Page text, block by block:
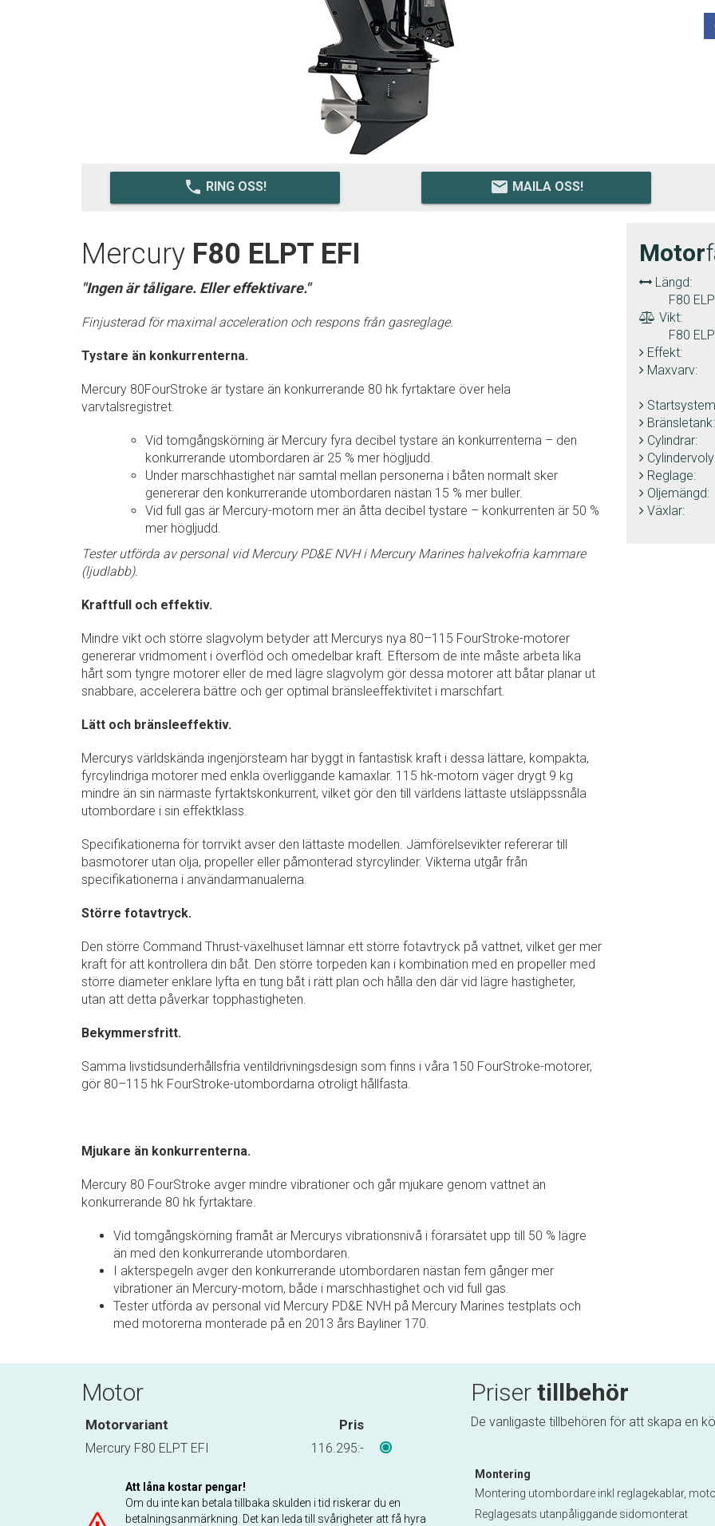
local_phone RING OSS! email MAILA OSS!
Mercury F80 ELPT EFI
"Ingen är tåligare. Eller effektivare."
Finjusterad för maximal acceleration och respons från gasreglage.
Tystare än konkurrenterna.
Mercury 80FourStroke är tystare än konkurrerande 80 hk fyrtaktare över hela
varvtalsregistret.
Vid tomgångskörning är Mercury fyra decibel tystare än konkurrenterna – den
konkurrerande utombordaren är 25 % mer högljudd.
Under marschhastighet när samtal mellan personerna i båten normalt sker
genererar den konkurrerande utombordaren nästan 15 % mer buller.
Vid full gas är Mercury-motorn mer än åtta decibel tystare – konkurrenten är 50 %
mer högljudd.
Tester utförda av personal vid Mercury PD&E NVH i Mercury Marines halvekofria kammare
(ljudlabb).
Kraftfull och effektiv.
Mindre vikt och större slagvolym betyder att Mercurys nya 80–115 FourStroke-motorer
genererar vridmoment i överflöd och omedelbar kraft. Eftersom de inte måste arbeta lika
hårt som tyngre motorer eller de med lägre slagvolym gör dessa motorer att båtar planar ut
snabbare, accelerera bättre och ger optimal bränsleeffektivitet i marschfart.
Lätt och bränsleeffektiv.
Mercurys världskända ingenjörsteam har byggt in fantastisk kraft i dessa lättare, kompakta,
fyrcylindriga motorer med enkla överliggande kamaxlar. 115 hk-motorn väger drygt 9 kg
mindre än sin närmaste fyrtaktskonkurrent, vilket gör den till världens lättaste utsläppssnåla
utombordare i sin effektklass.
Specifikationerna för torrvikt avser den lättaste modellen. Jämförelsevikter refererar till
basmotorer utan olja, propeller eller påmonterad styrcylinder. Vikterna utgår från
specifikationerna i användarmanualerna.
Större fotavtryck.
Den större Command Thrust-växelhuset lämnar ett större fotavtryck på vattnet, vilket ger mer
kraft för att kontrollera din båt. Den större torpeden kan i kombination med en propeller med
större diameter enklare lyfta en tung båt i rätt plan och hålla den där vid lägre hastigheter,
utan att detta påverkar topphastigheten.
Bekymmersfritt.
Samma livstidsunderhållsfria ventildrivningsdesign som finns i våra 150 FourStroke-motorer,
gör 80–115 hk FourStroke-utombordarna otroligt hållfasta.
Mjukare än konkurrenterna.
Mercury 80 FourStroke avger mindre vibrationer och går mjukare genom vattnet än
konkurrerande 80 hk fyrtaktare.
Vid tomgångskörning framåt är Mercurys vibrationsnivå i förarsätet upp till 50 % lägre
än med den konkurrerande utombordaren.
I akterspegeln avger den konkurrerande utombordaren nästan fem gånger mer
vibrationer än Mercury-motorn, både i marschhastighet och vid full gas.
Tester utförda av personal vid Mercury PD&E NVH på Mercury Marines testplats och
med motorerna monterade på en 2013 års Bayliner 170.
Motor
Längd:
F80
Vikt:
F80
Effekt:
Maxvarv:
Bränsletank:
Cylindrar:
Reglage:
Oljemängd:
Växlar:
Motor
Motorvariant Pris
Mercury F80 ELPT EFI 116.295:-
Att låna kostar pengar!
Om du inte kan betala tillbaka skulden i tid riskerar du en
betalningsanmärkning. Det kan leda till svårigheter att få hyra
Priser tillbehör
De vanligaste tillbehören för att skapa en
Montering
Montering utombordare inkl reglagekablar,
Reglagesats utanpåliggande sidomonterat